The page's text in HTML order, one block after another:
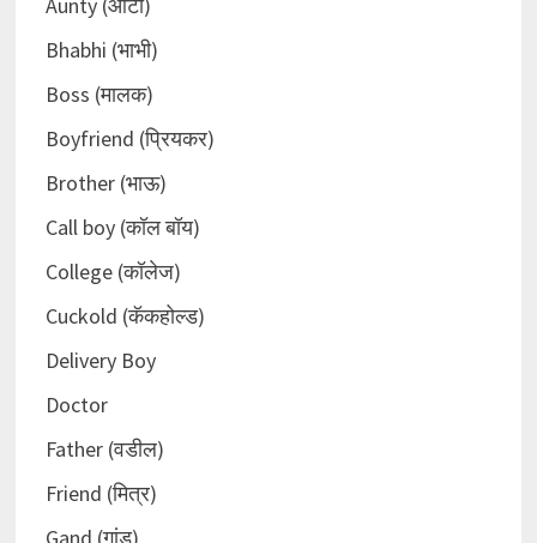
Bhabhi (भाभी)
Boss (मालक)
Boyfriend (प्रियकर)
Brother (भाऊ)
Call boy (कॉल बॉय)
College (कॉलेज)
Cuckold (कॅकहोल्ड)
Delivery Boy
Doctor
Father (वडील)
Friend (मित्र)
Gand (गांड)